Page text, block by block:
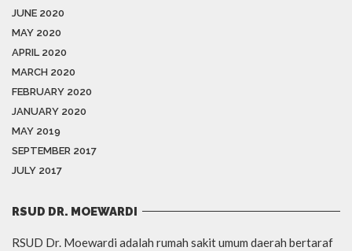
JUNE 2020
MAY 2020
APRIL 2020
MARCH 2020
FEBRUARY 2020
JANUARY 2020
MAY 2019
SEPTEMBER 2017
JULY 2017
RSUD DR. MOEWARDI
RSUD Dr. Moewardi adalah rumah sakit umum daerah bertaraf